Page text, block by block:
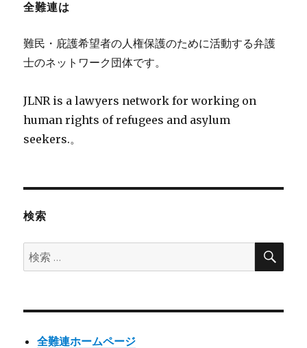
全難連は
難民・庇護希望者の人権保護のために活動する弁護
士のネットワーク団体です。
JLNR is a lawyers network for working on
human rights of refugees and asylum
seekers.。
検索
検
索:
検
全難連ホームページ